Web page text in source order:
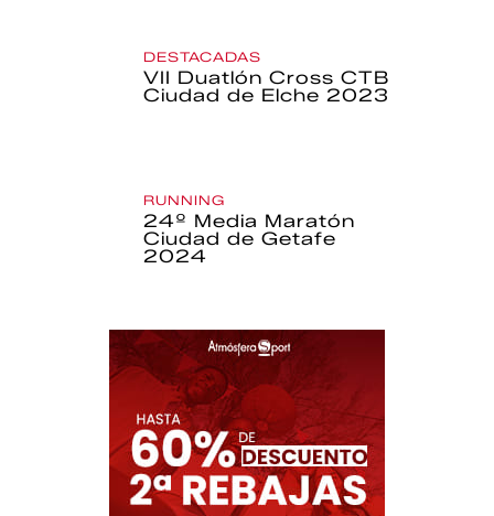
DESTACADAS
VII Duatlón Cross CTB
Ciudad de Elche 2023
RUNNING
24º Media Maratón
Ciudad de Getafe
2024